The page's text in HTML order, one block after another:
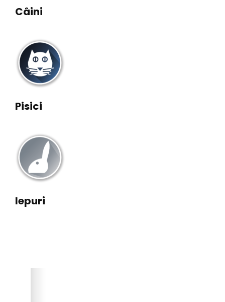
Câini
Pisici
Iepuri